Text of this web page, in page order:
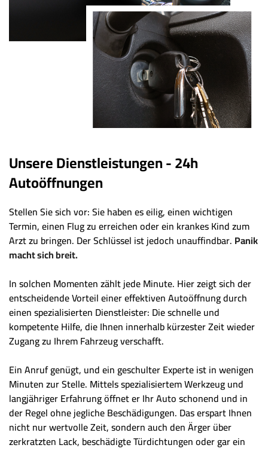
Unsere Dienstleistungen - 24h
Autoöffnungen
Stellen Sie sich vor: Sie haben es eilig, einen wichtigen
Termin, einen Flug zu erreichen oder ein krankes Kind zum
Arzt zu bringen. Der Schlüssel ist jedoch unauffindbar. Panik
macht sich breit.
In solchen Momenten zählt jede Minute. Hier zeigt sich der
entscheidende Vorteil einer effektiven Autoöffnung durch
einen spezialisierten Dienstleister: Die schnelle und
kompetente Hilfe, die Ihnen innerhalb kürzester Zeit wieder
Zugang zu Ihrem Fahrzeug verschafft.
Ein Anruf genügt, und ein geschulter Experte ist in wenigen
Minuten zur Stelle. Mittels spezialisiertem Werkzeug und
langjähriger Erfahrung öffnet er Ihr Auto schonend und in
der Regel ohne jegliche Beschädigungen. Das erspart Ihnen
nicht nur wertvolle Zeit, sondern auch den Ärger über
zerkratzten Lack, beschädigte Türdichtungen oder gar ein